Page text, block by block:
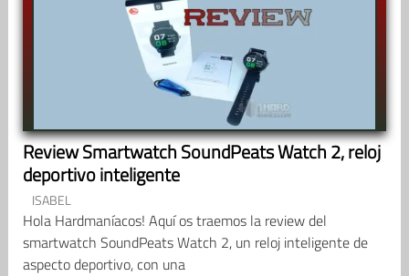
Review Smartwatch SoundPeats Watch 2, reloj
deportivo inteligente
ISABEL
Hola Hardmaníacos! Aquí os traemos la review del
smartwatch SoundPeats Watch 2, un reloj inteligente de
aspecto deportivo, con una